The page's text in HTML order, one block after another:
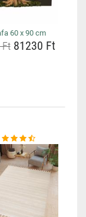
60 x 90 cm
81230 Ft